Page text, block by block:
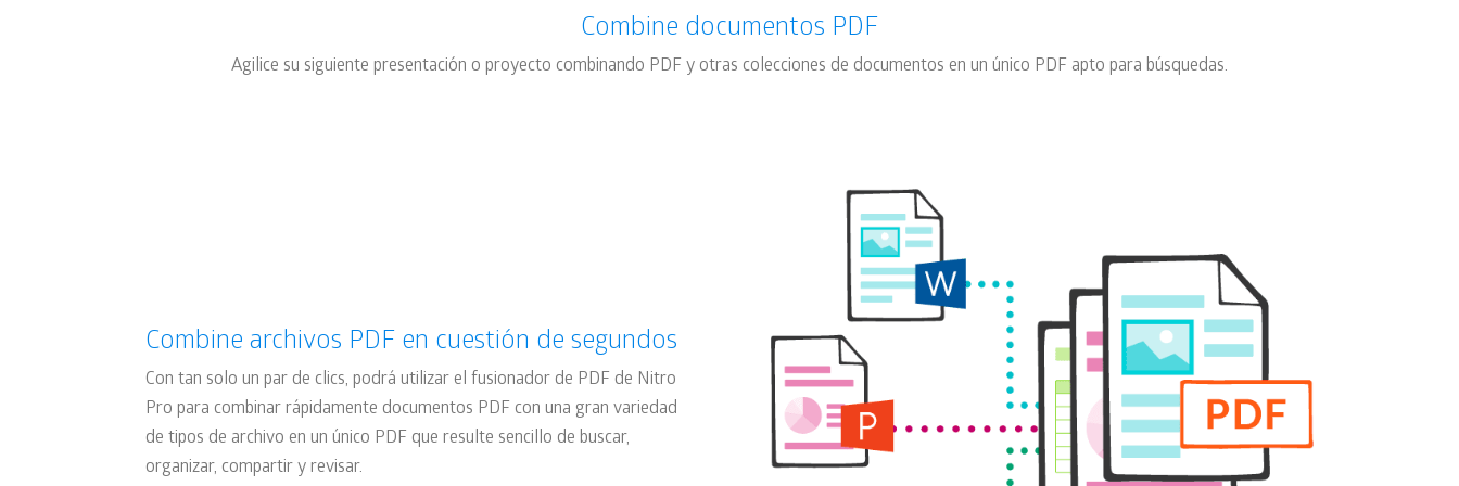
Combine documentos PDF
Agilice su siguiente presentación o proyecto combinando PDF y otras colecciones de documentos en un único PDF apto para búsquedas.
Combine archivos PDF en cuestión de segundos
Con tan solo un par de clics, podrá utilizar el fusionador de PDF de Nitro
Pro para combinar rápidamente documentos PDF con una gran variedad
de tipos de archivo en un único PDF que resulte sencillo de buscar,
organizar, compartir y revisar.